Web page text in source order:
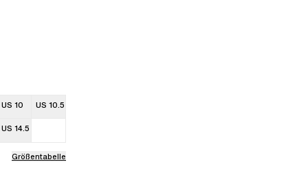
US 10 US 10.5
US 14.5
Größentabelle